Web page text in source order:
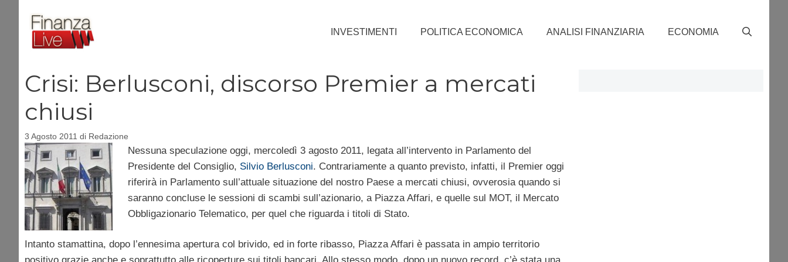
contenuto
INVESTIMENTI POLITICA ECONOMICA ANALISI FINANZIARIA ECONOMIA
Crisi: Berlusconi, discorso Premier a mercati
chiusi
3 Agosto 2011 di Redazione
Nessuna speculazione oggi, mercoledì 3 agosto 2011, legata all’intervento in Parlamento del
Presidente del Consiglio, Silvio Berlusconi. Contrariamente a quanto previsto, infatti, il Premier oggi
riferirà in Parlamento sull’attuale situazione del nostro Paese a mercati chiusi, ovverosia quando si
saranno concluse le sessioni di scambi sull’azionario, a Piazza Affari, e quelle sul MOT, il Mercato
Obbligazionario Telematico, per quel che riguarda i titoli di Stato.
Intanto stamattina, dopo l’ennesima apertura col brivido, ed in forte ribasso, Piazza Affari è passata in ampio territorio